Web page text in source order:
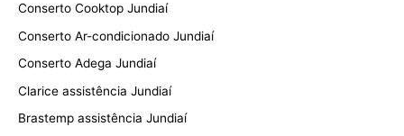
Conserto Cooktop Jundiaí
Conserto Ar-condicionado Jundiaí
Conserto Adega Jundiaí
Clarice assistência Jundiaí
Brastemp assistência Jundiaí